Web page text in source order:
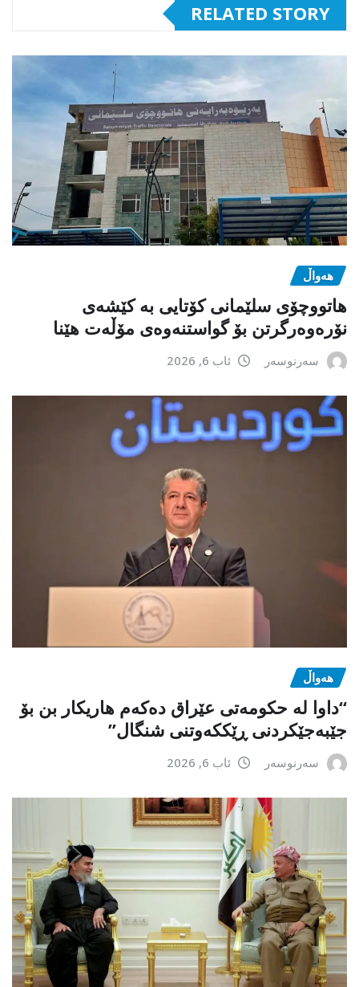
RELATED STORY
هەواڵ
هاتووچۆی سلێمانی کۆتایی بە کێشەی
نۆرەوەرگرتن بۆ گواستنەوەی مۆڵەت هێنا
سەرنوسەر ئاب 6, 2026
هەواڵ
“داوا لە حكومەتی عێراق دەكەم هاریكار بن بۆ
جێبەجێكردنی ڕێككەوتنی شنگال”
سەرنوسەر ئاب 6, 2026